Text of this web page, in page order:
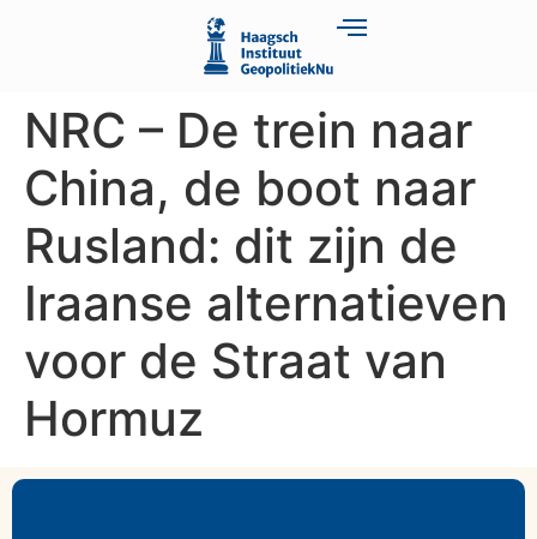
NRC – De trein naar
China, de boot naar
Rusland: dit zijn de
Iraanse alternatieven
voor de Straat van
Hormuz